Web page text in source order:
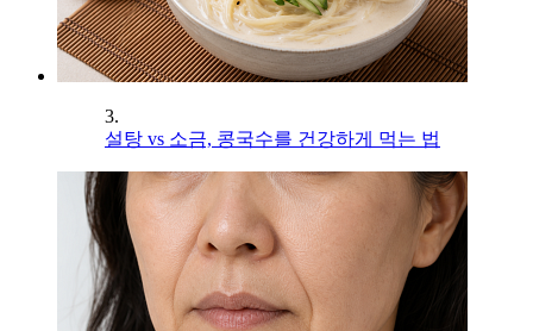
3.
설탕 vs 소금, 콩국수를 건강하게 먹는 법